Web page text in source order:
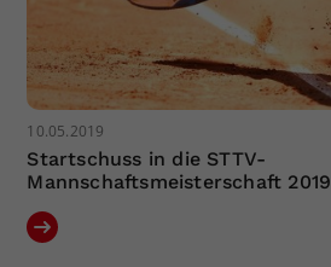
10.05.2019
Startschuss in die STTV-
Mannschaftsmeisterschaft 2019